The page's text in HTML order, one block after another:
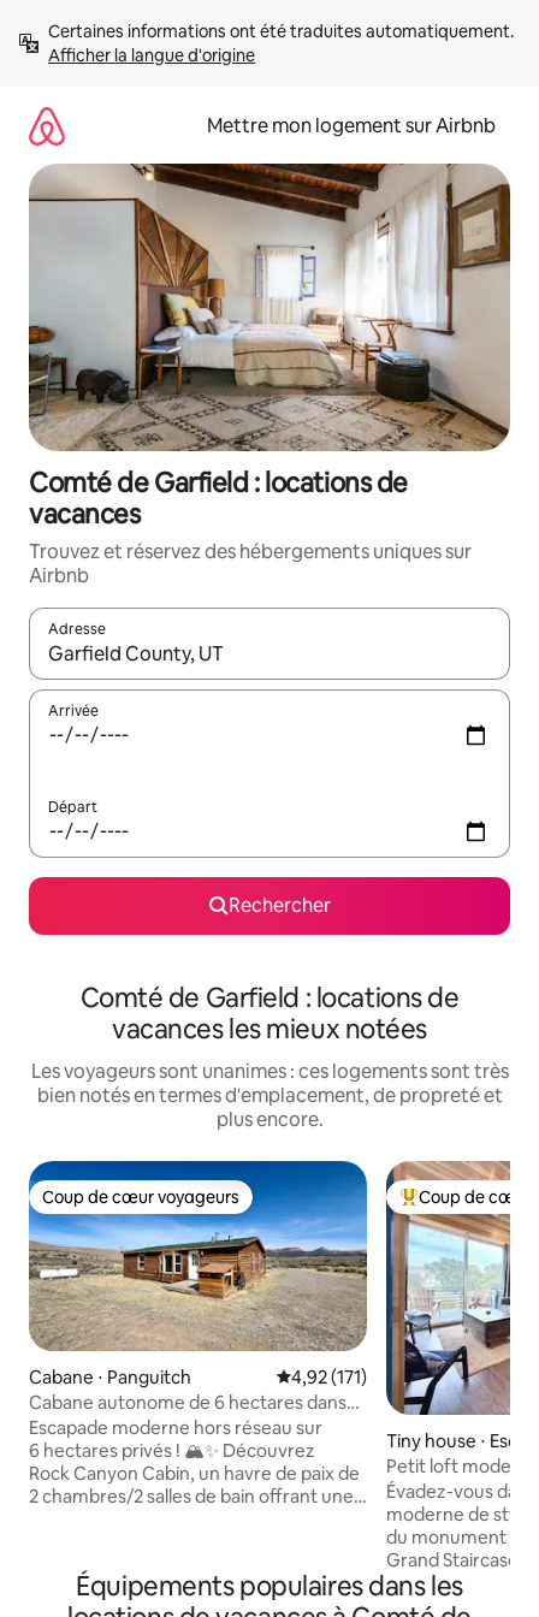
directement
Afficher la langue d'origine
Mettre mon logement sur Airbnb
Comté de Garfield : locations de
vacances
Trouvez et réservez des hébergements uniques sur
Airbnb
Adresse
Lorsque les résultats s'affichent, utilisez les flèches vers le
Arrivée
Départ
Rechercher
Comté de Garfield : locations de
vacances les mieux notées
Les voyageurs sont unanimes : ces logements sont très
bien notés en termes d'emplacement, de propreté et
plus encore.
Coup de cœur voyageurs
Coup de cœur voyageurs
Cabane ⋅ Panguitch Évaluation moyenne sur la
4,92 (171)
Cabane autonome de 6 hectares dans
un canyon, près de Bryce et de Zion
Escapade moderne hors réseau sur
6 hectares privés ! 🏔️✨ Découvrez
Rock Canyon Cabin, un havre de paix de
2 chambres/2 salles de bain offrant une
Bureau of Land Management.
NOUVEAUTÉS POUR 2026 : Wi-Fi Starlink
haut débit, télévision connectée
Coups de cœur
Coup de cœur
Tiny house ⋅
Petit loft
Grand Staircase,
Évadez-vous
moderne de
du monument
Grand Staircase-
couples, les
quête
Équipements populaires dans les